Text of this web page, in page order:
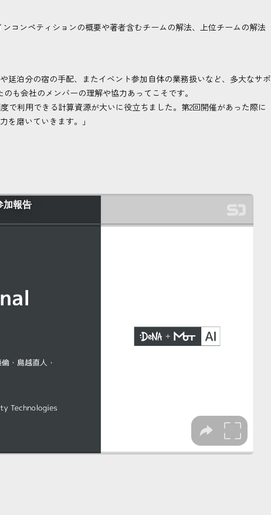
コンペティションの概要や著者含むチームの解法、上位チームの解法
延泊分の宿の手配、またイベント参加自体の業務扱いなど、多大なサポ
も会社のメンバーの理解や協力あってこそです。
で利用できる計算資源が大いに役立ちました。第2回開催があった際に
を磨いていきます。」